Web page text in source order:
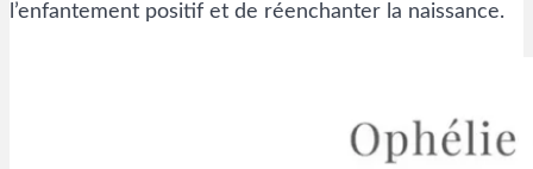
l’enfantement positif et de réenchanter la naissance.